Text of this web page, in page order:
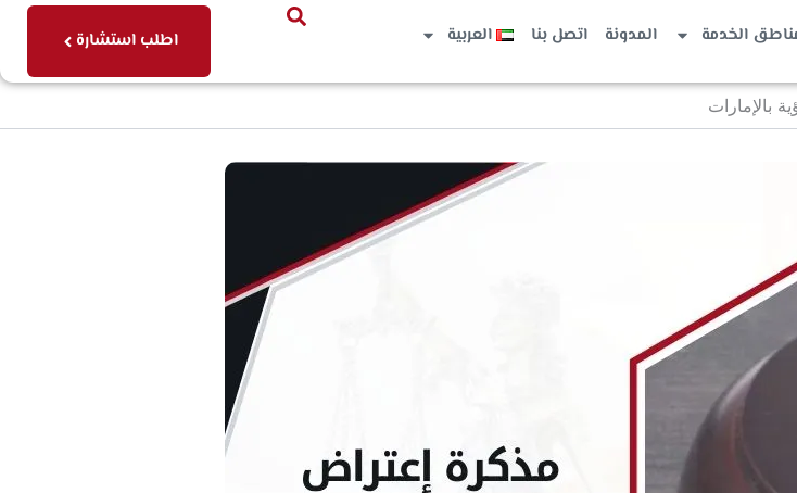
الخدمة المدونة اتصل بنا العربية اطلب استشارة
بالإمارات